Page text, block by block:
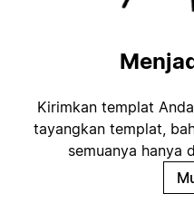
Kirimkan templat
tayangkan templat,
semuanya hanya